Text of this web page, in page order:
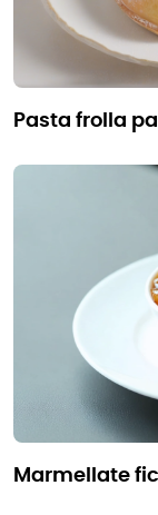
pasta frolla
marmellate